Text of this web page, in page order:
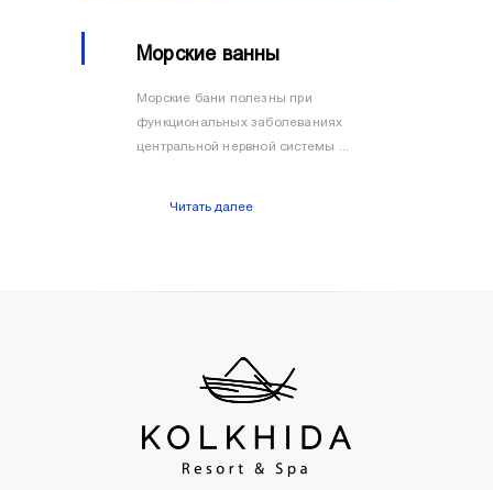
Морские ванны
Морские бани полезны при
функциональных заболеваниях
центральной нервной системы ...
Читать далее